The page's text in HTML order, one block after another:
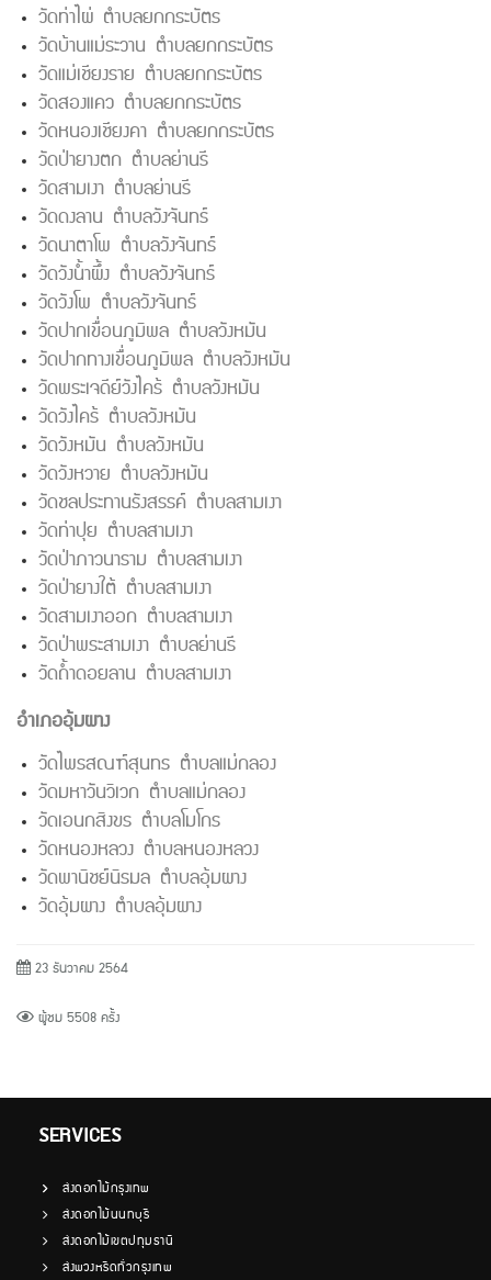
วัดท่าไผ่ ตำบลยกกระบัตร
วัดบ้านแม่ระวาน ตำบลยกกระบัตร
วัดแม่เชียงราย ตำบลยกกระบัตร
วัดสองแคว ตำบลยกกระบัตร
วัดหนองเชียงคา ตำบลยกกระบัตร
วัดป่ายางตก ตำบลย่านรี
วัดสามเงา ตำบลย่านรี
วัดดงลาน ตำบลวังจันทร์
วัดนาตาโพ ตำบลวังจันทร์
วัดวังน้ำผึ้ง ตำบลวังจันทร์
วัดวังโพ ตำบลวังจันทร์
วัดปากเขื่อนภูมิพล ตำบลวังหมัน
วัดปากทางเขื่อนภูมิพล ตำบลวังหมัน
วัดพระเจดีย์วังไคร้ ตำบลวังหมัน
วัดวังไคร้ ตำบลวังหมัน
วัดวังหมัน ตำบลวังหมัน
วัดวังหวาย ตำบลวังหมัน
วัดชลประทานรังสรรค์ ตำบลสามเงา
วัดท่าปุย ตำบลสามเงา
วัดป่าภาวนาราม ตำบลสามเงา
วัดป่ายางใต้ ตำบลสามเงา
วัดสามเงาออก ตำบลสามเงา
วัดป่าพระสามเงา ตำบลย่านรี
วัดถ้ำดอยลาน ตำบลสามเงา
อำเภออุ้มผาง
วัดไพรสณฑ์สุนทร ตำบลแม่กลอง
วัดมหาวันวิเวก ตำบลแม่กลอง
วัดเอนกสิงขร ตำบลโมโกร
วัดหนองหลวง ตำบลหนองหลวง
วัดพานิชย์นิรมล ตำบลอุ้มผาง
วัดอุ้มผาง ตำบลอุ้มผาง
23 ธันวาคม 2564
ผู้ชม 5508 ครั้ง
SERVICES
ส่งดอกไม้กรุงเทพ
ส่งดอกไม้นนทบุรี
ส่งดอกไม้เขตปทุมธานี
ส่งพวงหรีดทั่วกรุงเทพ